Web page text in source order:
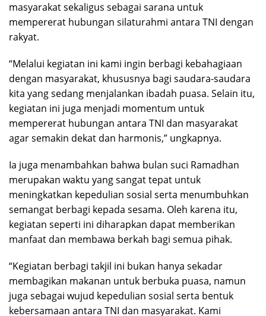
masyarakat sekaligus sebagai sarana untuk
mempererat hubungan silaturahmi antara TNI dengan
rakyat.
“Melalui kegiatan ini kami ingin berbagi kebahagiaan
dengan masyarakat, khususnya bagi saudara-saudara
kita yang sedang menjalankan ibadah puasa. Selain itu,
kegiatan ini juga menjadi momentum untuk
mempererat hubungan antara TNI dan masyarakat
agar semakin dekat dan harmonis,” ungkapnya.
Ia juga menambahkan bahwa bulan suci Ramadhan
merupakan waktu yang sangat tepat untuk
meningkatkan kepedulian sosial serta menumbuhkan
semangat berbagi kepada sesama. Oleh karena itu,
kegiatan seperti ini diharapkan dapat memberikan
manfaat dan membawa berkah bagi semua pihak.
“Kegiatan berbagi takjil ini bukan hanya sekadar
membagikan makanan untuk berbuka puasa, namun
juga sebagai wujud kepedulian sosial serta bentuk
kebersamaan antara TNI dan masyarakat. Kami